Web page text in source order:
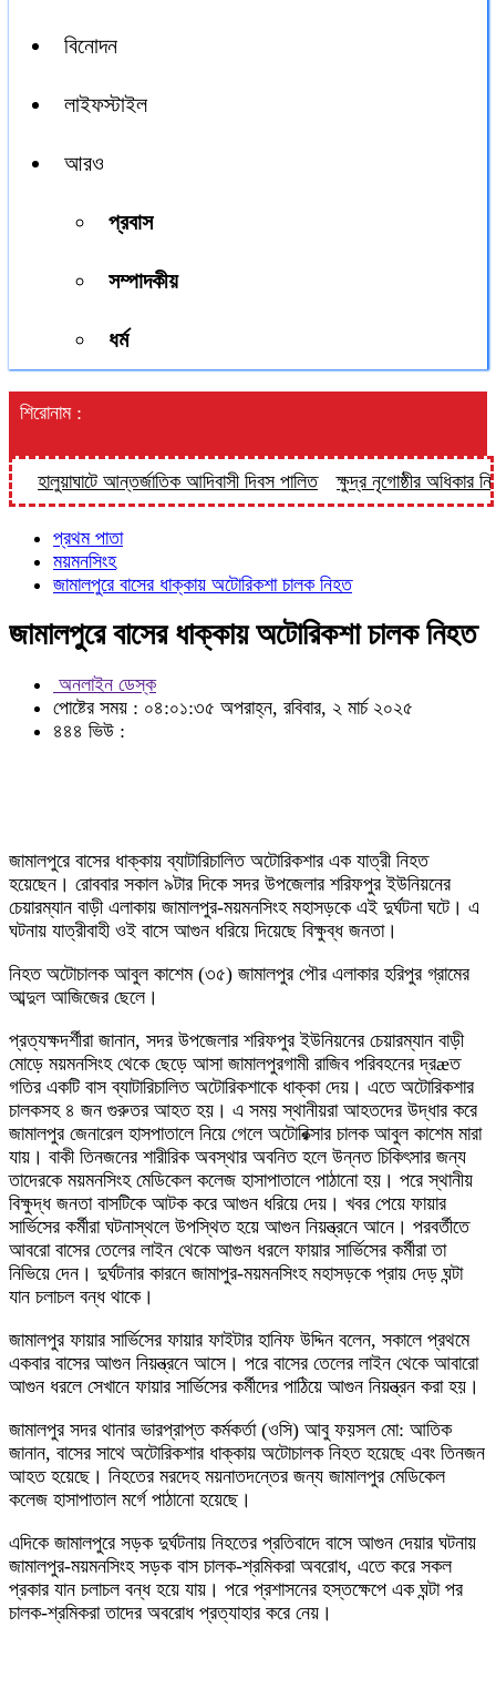
বিনোদন
লাইফস্টাইল
আরও
প্রবাস
সম্পাদকীয়
ধর্ম
শিরোনাম :
হালুয়াঘাটে আন্তর্জাতিক আদিবাসী দিবস পালিত ক্ষুদ্র নৃগোষ্ঠীর অধিকার
প্রথম পাতা
ময়মনসিংহ
জামালপুরে বাসের ধাক্কায় অটোরিকশা চালক নিহত
জামালপুরে বাসের ধাক্কায় অটোরিকশা চালক নিহত
অনলাইন ডেস্ক
পোষ্টের সময় : ০৪:০১:৩৫ অপরাহ্ন, রবিবার, ২ মার্চ ২০২৫
৪৪৪ ভিউ :
জামালপুরে বাসের ধাক্কায় ব্যাটারিচালিত অটোরিকশার এক যাত্রী নিহত
হয়েছেন। রোববার সকাল ৯টার দিকে সদর উপজেলার শরিফপুর ইউনিয়নের
চেয়ারম্যান বাড়ী এলাকায় জামালপুর-ময়মনসিংহ মহাসড়কে এই দুর্ঘটনা ঘটে। এ
ঘটনায় যাত্রীবাহী ওই বাসে আগুন ধরিয়ে দিয়েছে বিক্ষুব্ধ জনতা।
নিহত অটোচালক আবুল কাশেম (৩৫) জামালপুর পৌর এলাকার হরিপুর গ্রামের
আব্দুল আজিজের ছেলে।
প্রত্যক্ষদর্শীরা জানান, সদর উপজেলার শরিফপুর ইউনিয়নের চেয়ারম্যান বাড়ী
মোড়ে ময়মনসিংহ থেকে ছেড়ে আসা জামালপুরগামী রাজিব পরিবহনের দ্রæত
গতির একটি বাস ব্যাটারিচালিত অটোরিকশাকে ধাক্কা দেয়। এতে অটোরিকশার
চালকসহ ৪ জন গুরুতর আহত হয়। এ সময় স্থানীয়রা আহতদের উদ্ধার করে
জামালপুর জেনারেল হাসপাতালে নিয়ে গেলে অটোরিক্সার চালক আবুল কাশেম মারা
যায়। বাকী তিনজনের শারীরিক অবস্থার অবনিত হলে উন্নত চিকিৎসার জন্য
তাদেরকে ময়মনসিংহ মেডিকেল কলেজ হাসাপাতালে পাঠানো হয়। পরে স্থানীয়
বিক্ষুদ্ধ জনতা বাসটিকে আটক করে আগুন ধরিয়ে দেয়। খবর পেয়ে ফায়ার
সার্ভিসের কর্মীরা ঘটনাস্থলে উপস্থিত হয়ে আগুন নিয়ন্ত্রনে আনে। পরবর্তীতে
আবরো বাসের তেলের লাইন থেকে আগুন ধরলে ফায়ার সার্ভিসের কর্মীরা তা
নিভিয়ে দেন। দুর্ঘটনার কারনে জামাপুর-ময়মনসিংহ মহাসড়কে প্রায় দেড় ঘন্টা
যান চলাচল বন্ধ থাকে।
জামালপুর ফায়ার সার্ভিসের ফায়ার ফাইটার হানিফ উদ্দিন বলেন, সকালে প্রথমে
একবার বাসের আগুন নিয়ন্ত্রনে আসে। পরে বাসের তেলের লাইন থেকে আবারো
আগুন ধরলে সেখানে ফায়ার সার্ভিসের কর্মীদের পাঠিয়ে আগুন নিয়ন্ত্রন করা হয়।
জামালপুর সদর থানার ভারপ্রাপ্ত কর্মকর্তা (ওসি) আবু ফয়সল মো: আতিক
জানান, বাসের সাথে অটোরিকশার ধাক্কায় অটোচালক নিহত হয়েছে এবং তিনজন
আহত হয়েছে। নিহতের মরদেহ ময়নাতদন্তের জন্য জামালপুর মেডিকেল
কলেজ হাসাপাতাল মর্গে পাঠানো হয়েছে।
এদিকে জামালপুরে সড়ক দুর্ঘটনায় নিহতের প্রতিবাদে বাসে আগুন দেয়ার ঘটনায়
জামালপুর-ময়মনসিংহ সড়ক বাস চালক-শ্রমিকরা অবরোধ, এতে করে সকল
প্রকার যান চলাচল বন্ধ হয়ে যায়। পরে প্রশাসনের হস্তক্ষেপে এক ঘন্টা পর
চালক-শ্রমিকরা তাদের অবরোধ প্রত্যাহার করে নেয়।